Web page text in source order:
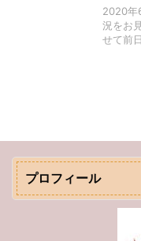
2020年
況をお
せて前
プロフィール